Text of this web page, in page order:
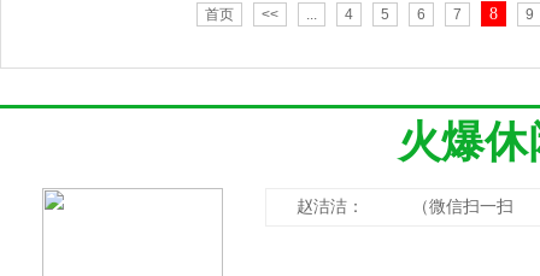
首页 << ... 4 5 6 7 8 9
火爆
赵洁洁： （微信扫一扫